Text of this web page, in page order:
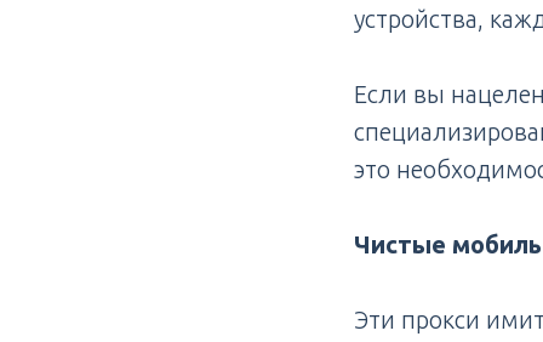
устройства,
Если вы
это
Чистые
Эти прокси